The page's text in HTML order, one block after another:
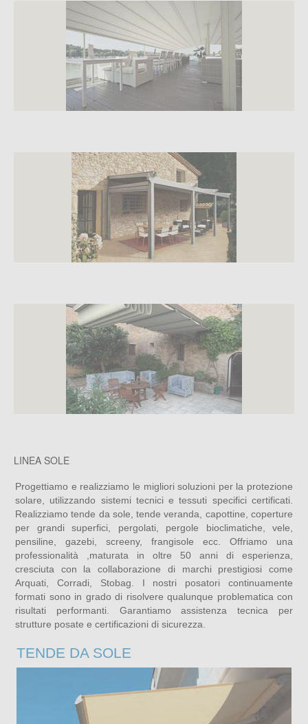
LINEA SOLE
Progettiamo e realizziamo le migliori soluzioni per la protezione
solare, utilizzando sistemi tecnici e tessuti specifici certificati.
Realizziamo tende da sole, tende veranda, capottine, coperture
per grandi superfici, pergolati, pergole bioclimatiche, vele,
pensiline, gazebi, screeny, frangisole ecc. Offriamo una
professionalità ,maturata in oltre 50 anni di esperienza,
cresciuta con la collaborazione di marchi prestigiosi come
Arquati, Corradi, Stobag. I nostri posatori continuamente
formati sono in grado di risolvere qualunque problematica con
risultati performanti. Garantiamo assistenza tecnica per
strutture posate e certificazioni di sicurezza.
TENDE DA SOLE